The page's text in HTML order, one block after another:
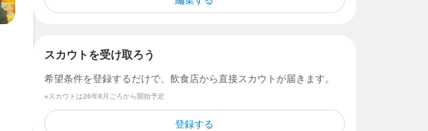
スカウトを受け取ろう
希望条件を登録するだけで、飲食店から直接スカウトが届きます。
※スカウトは26年8月ごろから開始予定
登録する